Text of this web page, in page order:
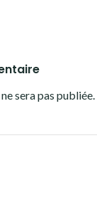
sera pas publiée.